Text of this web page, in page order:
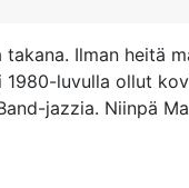
Ilman heitä
luvulla ollut
jazzia. Niinpä